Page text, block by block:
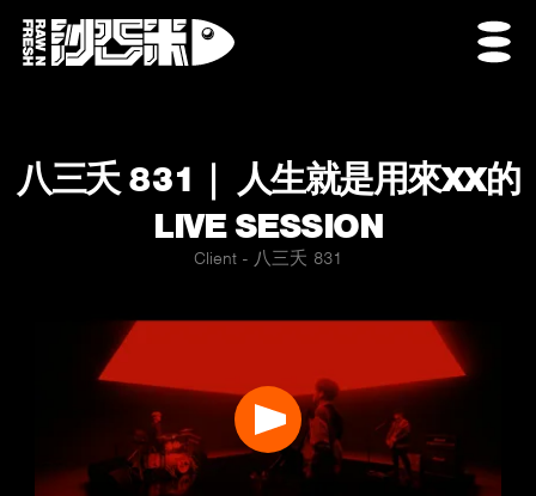
八三夭 831｜ 人生就是用來XX的
LIVE SESSION
Client - 八三夭 831
Play